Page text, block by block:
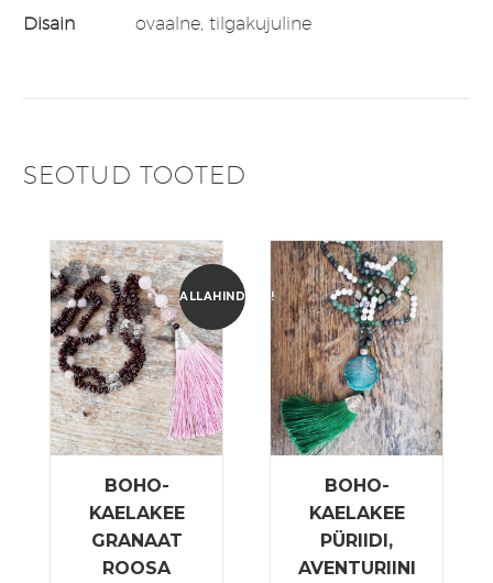
Disain ovaalne, tilgakujuline
SEOTUD TOOTED
ALLAHINDLUS!
BOHO-
KAELAKEE
GRANAAT
ROOSA
BOHO-
KAELAKEE
PÜRIIDI,
AVENTURIINI